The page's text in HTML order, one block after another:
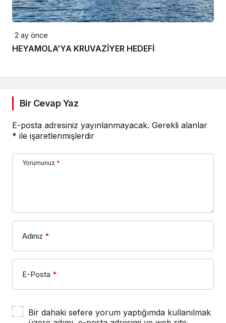
2 ay önce
HEYAMOLA’YA KRUVAZİYER HEDEFİ
Bir Cevap Yaz
E-posta adresiniz yayınlanmayacak. Gerekli alanlar
* ile işaretlenmişlerdir
Yorumunuz *
Adınız *
E-Posta *
Bir dahaki sefere yorum yaptığımda kullanılmak